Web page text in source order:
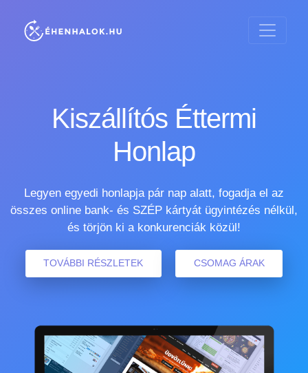
Kiszállítós Éttermi
Honlap
Legyen egyedi honlapja pár nap alatt, fogadja el az
összes online bank- és SZÉP kártyát ügyintézés nélkül,
és törjön ki a konkurenciák közül!
TOVÁBBI RÉSZLETEK CSOMAG ÁRAK